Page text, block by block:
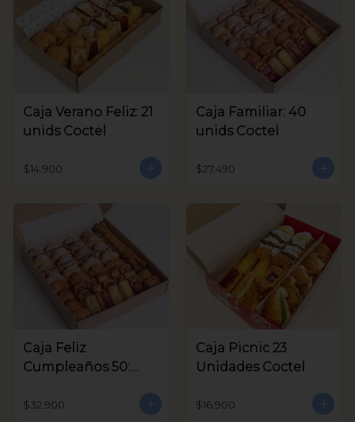
Caja Verano Feliz: 21
unids Coctel
$14.900
Caja Familiar: 40
unids Coctel
$27.490
Caja Feliz
Cumpleaños 50:
$32.900
Caja Picnic 23
Unidades Coctel
$16.900